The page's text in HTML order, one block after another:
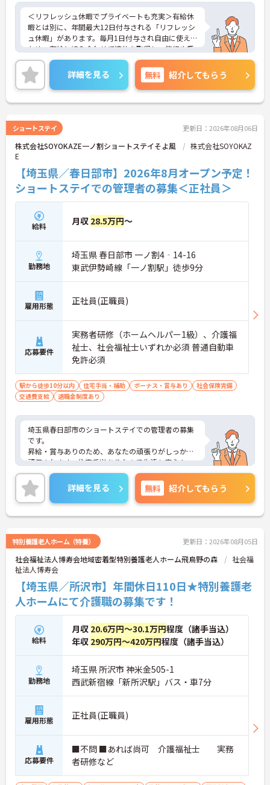
＜リフレッシュ休暇でプライベートも充実＞有給休
暇とは別に、年間最大12日付与される「リフレッシ
ュ休暇」があります。毎月1日付与され自由に使える
ため、有給と組み合わせて連休を取得し、旅行や趣
味を楽しむスタッフも多くいます。夜勤がなく日勤
のみの勤務なので、生活リズムも整えやすく、仕事
とプライベートのメリハリをつけて無理なく働けま
す。
＜将来を見据えた多彩なキャリアパスと待遇＞「介
レンジ」など、希望に合わせた多彩なキャリアプラ
ンが用意されています。階層別の研修や資格取得支
援制度があり、働きながらスキルアップが可能で
詳細を見る 無料 紹介してもらう
ショートステイ 更新日：2026年08月06日
株式会社SOYOKAZE一ノ割ショートステイそよ風
株式会社SOYOKAZ
E
【埼玉県／春日部市】2026年8月オープン予定！
ショートステイでの管理者の募集＜正社員＞
給料 月収 28.5万円～
勤務地
埼玉県 春日部市 一ノ割4‐14-16
東武伊勢崎線「一ノ割駅」徒歩9分
雇用形態 正社員(正職員)
応募要件
実務者研修（ホームヘルパー1級）、介護福
祉士、社会福祉士いずれか必須 普通自動車
免許必須
駅から徒歩10分以内 住宅手当・補助 ボーナス・賞与あり
社会保険完備
交通費支給
退職金制度あり
埼玉県春日部市のショートステイでの管理者の募集
です。
昇給・賞与ありのため、あなたの頑張りがしっかり
評価されます。住宅手当ありなので生活も安心！
ご興味のある方は、面接のポイントをお伝えします
のでお気軽にお問い合せください。
詳細を見る 無料 紹介してもらう
特別養護老人ホーム（特養） 更新日：2026年08月05日
社会福祉法人博寿会地域密着型特別養護老人ホーム飛鳥野の森
社会福
祉法人博寿会
【埼玉県／所沢市】年間休日110日★特別養護老
人ホームにて介護職の募集です！
給料
月収 20.6万円～30.1万円程度（諸手当込）
年収 290万円～420万円程度（諸手当込）
勤務地
埼玉県 所沢市 神米金505-1
西武新宿線「新所沢駅」バス・車7分
雇用形態 正社員(正職員)
応募要件
■不問 ■あれば尚可 介護福祉士 実務
者研修など